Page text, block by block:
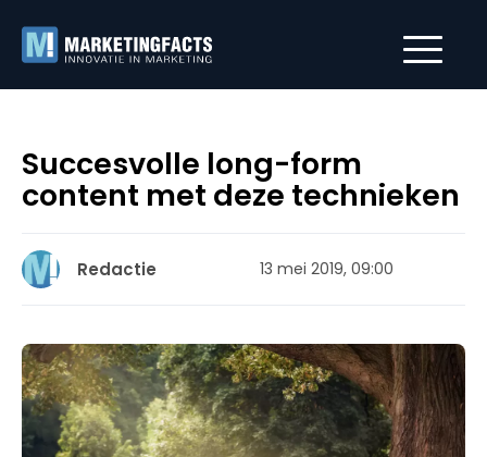
Succesvolle long-form
content met deze technieken
Redactie 13 mei 2019, 09:00